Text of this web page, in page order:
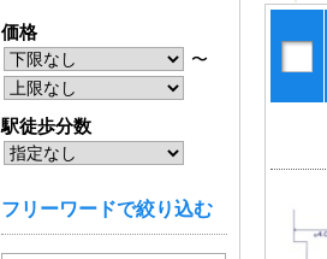
価格
〜
駅徒歩分数
フリーワードで絞り込む